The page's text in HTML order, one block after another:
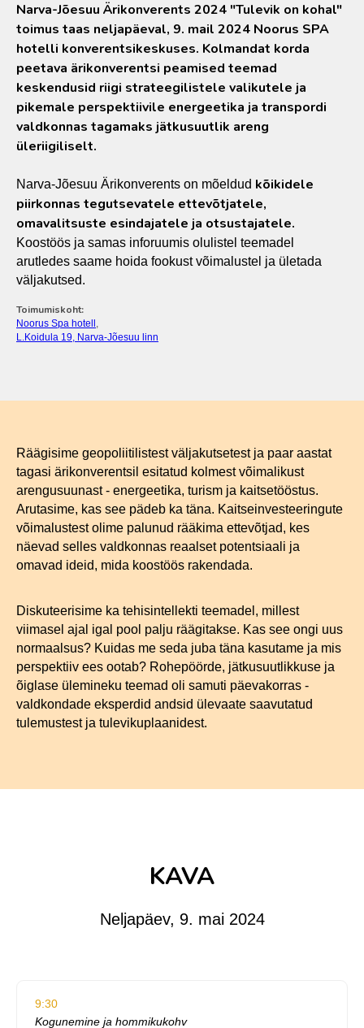
Narva-Jõesuu Ärikonverents 2024 "Tulevik on kohal"
toimus taas neljapäeval, 9. mail 2024 Noorus SPA
hotelli konverentsikeskuses. Kolmandat korda
peetava ärikonverentsi peamised teemad
keskendusid riigi strateegilistele valikutele ja
pikemale perspektiivile energeetika ja transpordi
valdkonnas tagamaks jätkusuutlik areng
üleriigiliselt.
Narva-Jõesuu Ärikonverents on mõeldud kõikidele
piirkonnas tegutsevatele ettevõtjatele,
omavalitsuste esindajatele ja otsustajatele.
Koostöös ja samas inforuumis olulistel teemadel
arutledes saame hoida fookust võimalustel ja ületada
väljakutsed.
Toimumiskoht:
Noorus Spa hotell ,
L.Koidula 19, Narva-Jõesuu linn
Räägisime geopoliitilistest väljakutsetest ja paar aastat
tagasi ärikonverentsil esitatud kolmest võimalikust
arengusuunast - energeetika, turism ja kaitsetööstus.
Arutasime, kas see pädeb ka täna. Kaitseinvesteeringute
võimalustest olime palunud rääkima ettevõtjad, kes
näevad selles valdkonnas reaalset potentsiaali ja
omavad ideid, mida koostöös rakendada.
Diskuteerisime ka tehisintellekti teemadel, millest
viimasel ajal igal pool palju räägitakse. Kas see ongi uus
normaalsus? Kuidas me seda juba täna kasutame ja mis
perspektiiv ees ootab? Rohepöörde, jätkusuutlikkuse ja
õiglase ülemineku teemad oli samuti päevakorras -
valdkondade eksperdid andsid ülevaate saavutatud
tulemustest ja tulevikuplaanidest.
KAVA
Neljapäev, 9. mai 2024
9:30
Kogunemine ja hommikukohv